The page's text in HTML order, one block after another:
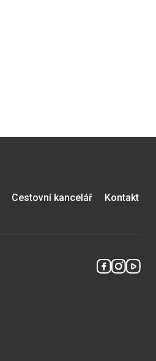
Cestovní kancelář Kontakt